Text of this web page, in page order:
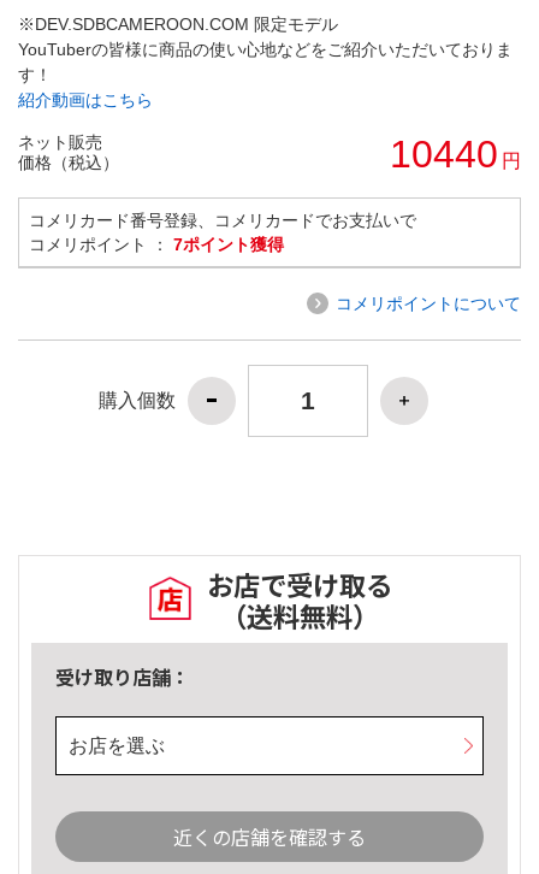
※DEV.SDBCAMEROON.COM 限定モデル
YouTuberの皆様に商品の使い心地などをご紹介いただいておりま
す！
紹介動画はこちら
ネット販売
価格（税込）
10440 円
コメリカード番号登録、コメリカードでお支払いで
コメリポイント ： 7ポイント獲得
コメリポイントについて
購入個数
お店で受け取る
（送料無料）
受け取り店舗：
お店を選ぶ
近くの店舗を確認する